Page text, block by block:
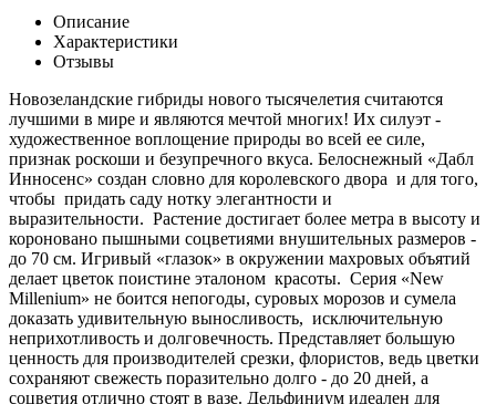
Описание
Характеристики
Отзывы
Новозеландские гибриды нового тысячелетия считаются
лучшими в мире и являются мечтой многих! Их силуэт -
художественное воплощение природы во всей ее силе,
признак роскоши и безупречного вкуса. Белоснежный «Дабл
Инносенс» создан словно для королевского двора и для того,
чтобы придать саду нотку элегантности и
выразительности. Растение достигает более метра в высоту и
короновано пышными соцветиями внушительных размеров -
до 70 см. Игривый «глазок» в окружении махровых объятий
делает цветок поистине эталоном красоты. Серия «New
Millenium» не боится непогоды, суровых морозов и сумела
доказать удивительную выносливость, исключительную
неприхотливость и долговечность. Представляет большую
ценность для производителей срезки, флористов, ведь цветки
сохраняют свежесть поразительно долго - до 20 дней, а
соцветия отлично стоят в вазе. Дельфиниум идеален для